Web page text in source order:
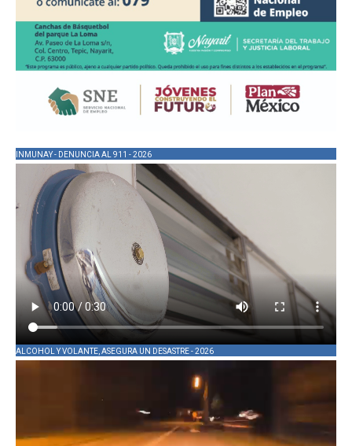
INMUNAY - DENUNCIA AL 911 - 2026
ALCOHOL Y VOLANTE, ASEGURA UN DESASTRE - 2026